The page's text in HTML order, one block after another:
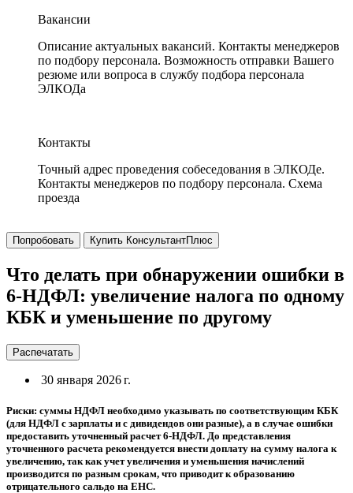
Вакансии
Описание актуальных вакансий. Контакты менеджеров
по подбору персонала. Возможность отправки Вашего
резюме или вопроса в службу подбора персонала
ЭЛКОДа
Контакты
Точный адрес проведения собеседования в ЭЛКОДе.
Контакты менеджеров по подбору персонала. Схема
проезда
Попробовать Купить КонсультантПлюс
Что делать при обнаружении ошибки в
6-НДФЛ: увеличение налога по одному
КБК и уменьшение по другому
Распечатать
30 января 2026 г.
Риски: суммы НДФЛ необходимо указывать по соответствующим КБК
(для НДФЛ с зарплаты и с дивидендов они разные), а в случае ошибки
предоставить уточненный расчет 6-НДФЛ. До представления
уточненного расчета рекомендуется внести доплату на сумму налога к
увеличению, так как учет увеличения и уменьшения начислений
производится по разным срокам, что приводит к образованию
отрицательного сальдо на ЕНС.